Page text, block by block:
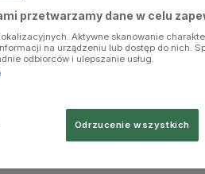
przetwarzamy dane w celu
Aktywne skanowanie
na urządzeniu lub dostęp do nich.
odbiorców i ulepszanie usług.
Odrzucenie wszystkich